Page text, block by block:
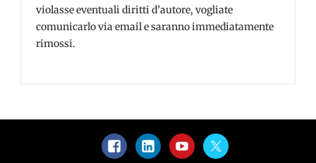
violasse eventuali diritti d’autore, vogliate
comunicarlo via email e saranno immediatamente
rimossi.
FacebookLinkedInYouTubeTwitter